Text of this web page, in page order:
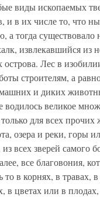
виды ископаемых
и в их числе то, что
а тогда существовало
извлекавшийся из
Лес в
строителям, а
и диких
водилось великое
для всех
озера и реки, горы
из всех зверей самого
все благовония,
то в корнях, в травах,
в цветах или в